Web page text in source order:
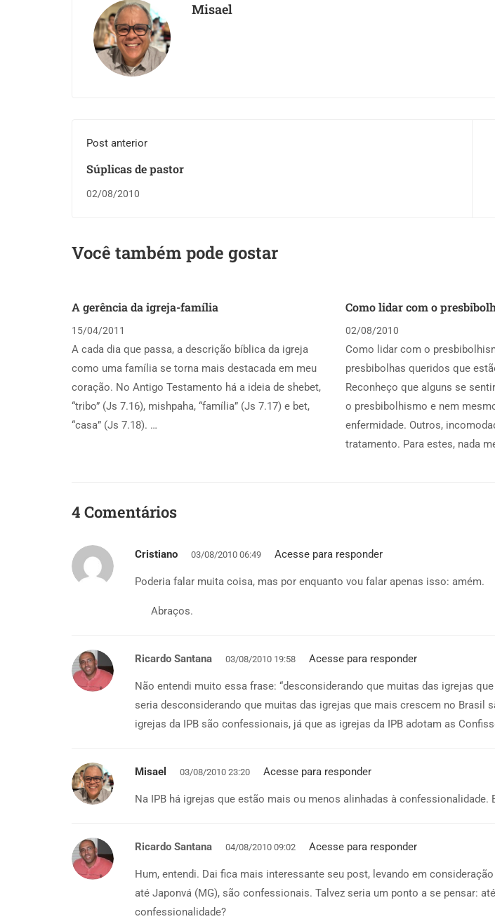
Misael
Post anterior
Súplicas de pastor
02/08/2010
Você também pode gostar
A gerência da igreja-família
15/04/2011
A cada dia que passa, a descrição bíblica da igreja
como uma família se torna mais destacada em meu
coração. No Antigo Testamento há a ideia de shebet,
“tribo” (Js 7.16), mishpaha, “família” (Js 7.17) e bet,
“casa” (Js 7.18). …
Como lidar com o
02/08/2010
Como lidar com o
presbibolhas queridos que
Reconheço que alguns se
o presbibolhismo e nem
enfermidade. Outros,
tratamento. Para estes, nada
4 Comentários
Cristiano 03/08/2010 06:49 Acesse para responder
Poderia falar muita coisa, mas por enquanto vou falar apenas isso: amém.
Abraços.
Ricardo Santana 03/08/2010 19:58 Acesse para responder
Não entendi muito essa frase: “desconsiderando que muitas das igrejas
seria desconsiderando que muitas das igrejas que mais crescem no Brasil
igrejas da IPB são confessionais, já que as igrejas da IPB adotam as
Misael 03/08/2010 23:20 Acesse para responder
Na IPB há igrejas que estão mais ou menos alinhadas à confessionalidade.
Ricardo Santana 04/08/2010 09:02 Acesse para responder
Hum, entendi. Dai fica mais interessante seu post, levando em
até Japonvá (MG), são confessionais. Talvez seria um ponto a se pensar:
confessionalidade?